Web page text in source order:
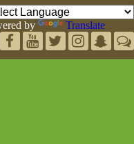
by Translate